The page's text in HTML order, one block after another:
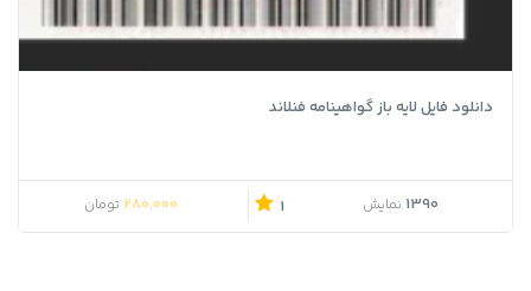
دانلود فایل لایه باز گواهینامه فنلاند
1390 نمایش 1 قیمت اصلی 500,000 تومان بود.
280,000 تومان